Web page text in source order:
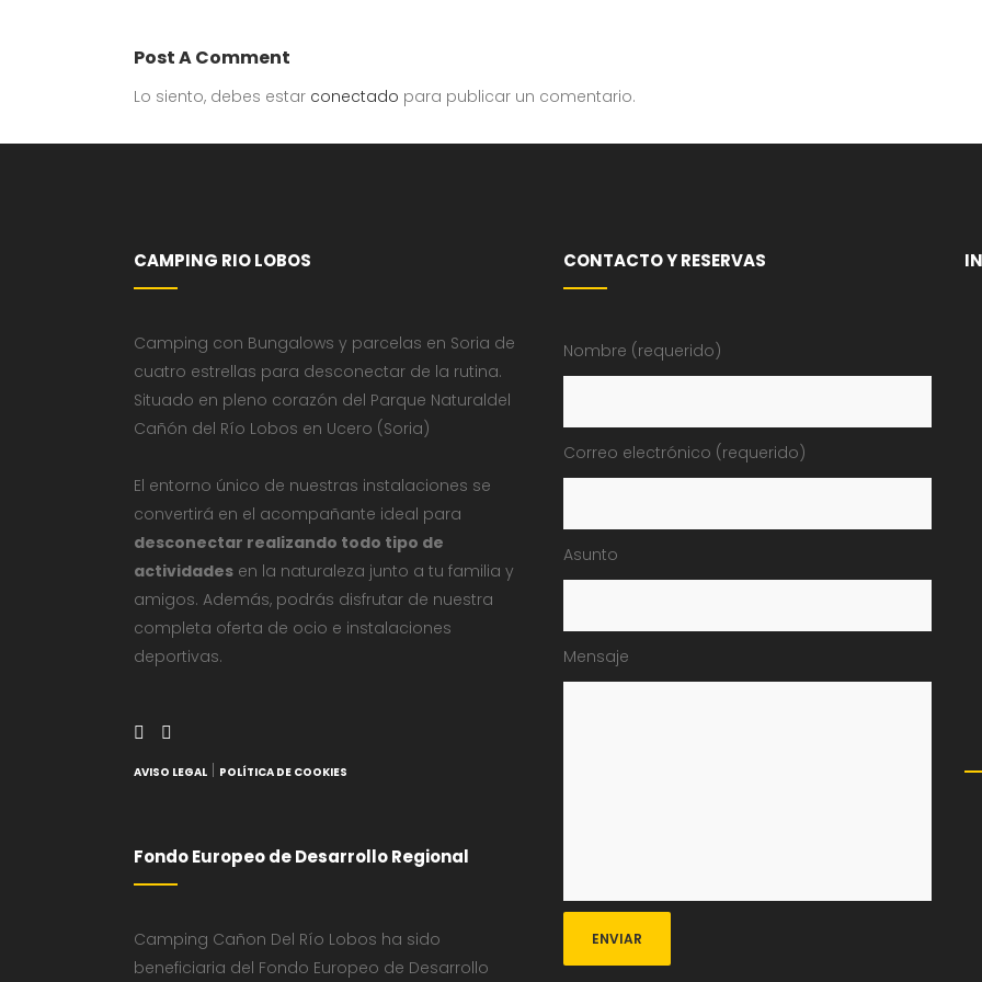
Post A Comment
Lo siento, debes estar conectado para publicar un comentario.
CAMPING RIO LOBOS
Camping con Bungalows y parcelas en Soria de
cuatro estrellas para desconectar de la rutina.
Situado en pleno corazón del Parque Naturaldel
Cañón del Río Lobos en Ucero (Soria)
El entorno único de nuestras instalaciones se
convertirá en el acompañante ideal para
desconectar realizando todo tipo de
actividades en la naturaleza junto a tu familia y
amigos. Además, podrás disfrutar de nuestra
completa oferta de ocio e instalaciones
deportivas.
AVISO LEGAL POLÍTICA DE COOKIES
Fondo Europeo de Desarrollo Regional
Camping Cañon Del Río Lobos ha sido
beneficiaria del Fondo Europeo de Desarrollo
CONTACTO Y RESERVAS
Nombre (requerido)
Correo electrónico (requerido)
Asunto
Mensaje